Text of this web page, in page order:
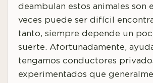
deambulan estos animales son
veces puede ser difícil
tanto, siempre depende un
suerte. Afortunadamente,
tengamos conductores
experimentados que